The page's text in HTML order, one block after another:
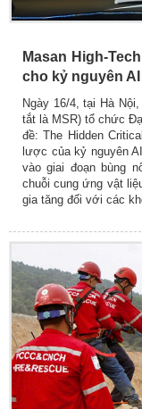
Masan High-
cho kỷ nguyên AI
Ngày 16/4, tại Hà
tắt là MSR) tổ chức
đề: The Hidden
lược của kỷ nguyên
vào giai đoạn bùng
chuỗi cung ứng vật
gia tăng đối với các